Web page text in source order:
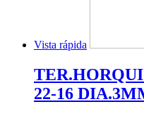
Vista rápida
22-16